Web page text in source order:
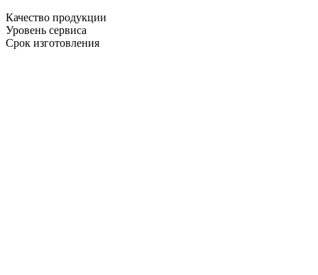
Качество продукции
Уровень сервиса
Срок изготовления